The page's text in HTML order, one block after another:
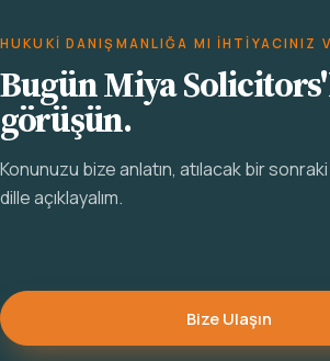
HUKUKI DANIŞMANLIĞA MI IHTIYACINIZ
Bugün Miya
görüşün.
Konunuzu bize anlatın, atılacak bir sonraki
dille açıklayalım.
Bize Ulaşın